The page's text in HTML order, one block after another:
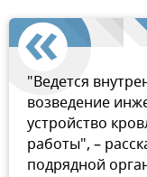
"Ведется
возведение
устройство
работы", –
подрядной